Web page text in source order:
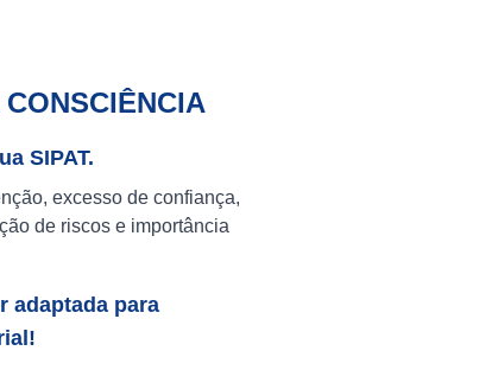
SIPAT.
excesso de confiança,
de riscos e importância
adaptada para